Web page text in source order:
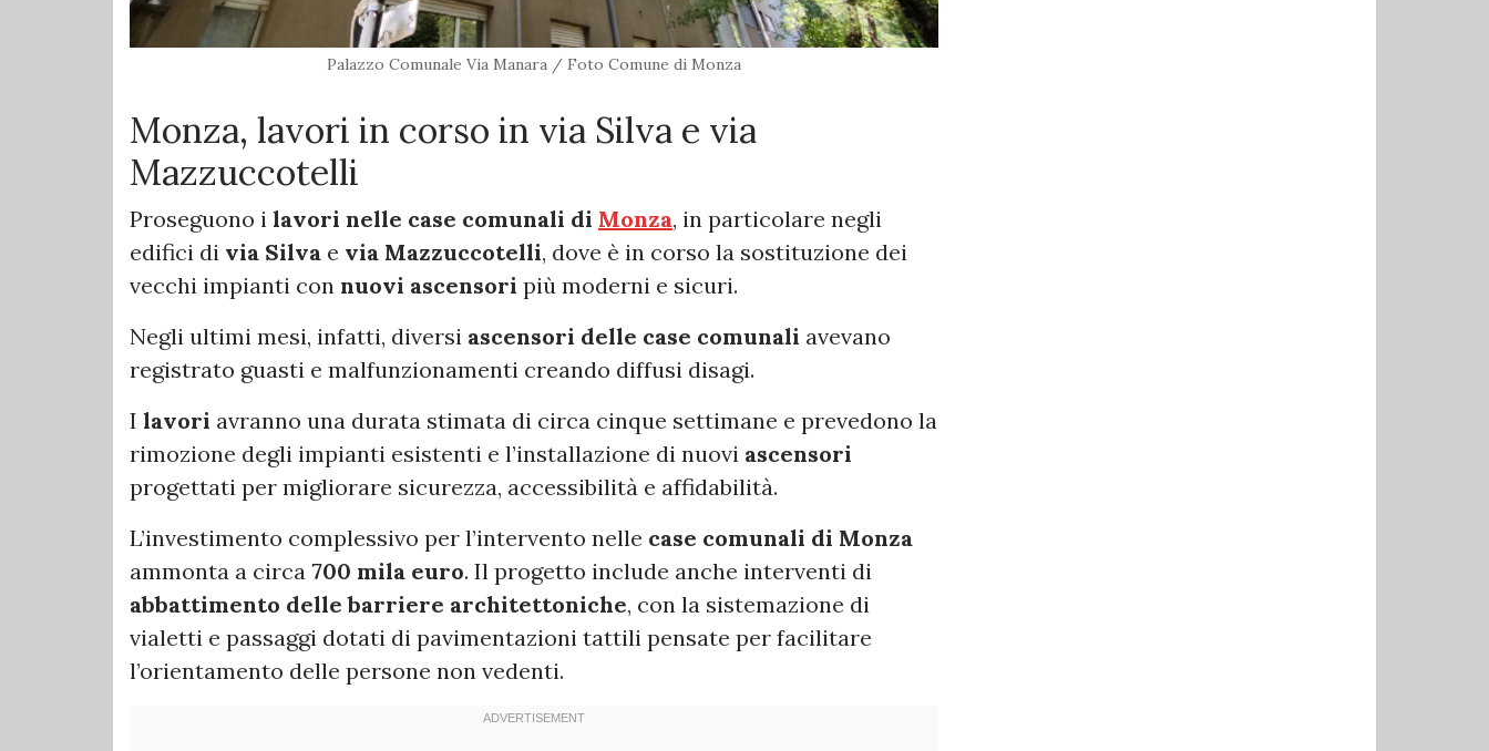
Palazzo Comunale Via Manara / Foto Comune di Monza
Monza, lavori in corso in via Silva e via
Mazzuccotelli
Proseguono i lavori nelle case comunali di Monza, in particolare negli
edifici di via Silva e via Mazzuccotelli, dove è in corso la sostituzione dei
vecchi impianti con nuovi ascensori più moderni e sicuri.
Negli ultimi mesi, infatti, diversi ascensori delle case comunali avevano
registrato guasti e malfunzionamenti creando diffusi disagi.
I lavori avranno una durata stimata di circa cinque settimane e prevedono la
rimozione degli impianti esistenti e l’installazione di nuovi ascensori
progettati per migliorare sicurezza, accessibilità e affidabilità.
L’investimento complessivo per l’intervento nelle case comunali di Monza
ammonta a circa 700 mila euro. Il progetto include anche interventi di
abbattimento delle barriere architettoniche, con la sistemazione di
vialetti e passaggi dotati di pavimentazioni tattili pensate per facilitare
l’orientamento delle persone non vedenti.